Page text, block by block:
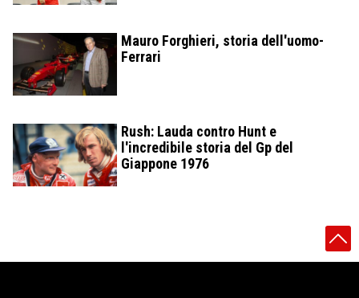
Mauro Forghieri, storia dell'uomo-
Ferrari
Rush: Lauda contro Hunt e
l'incredibile storia del Gp del
Giappone 1976